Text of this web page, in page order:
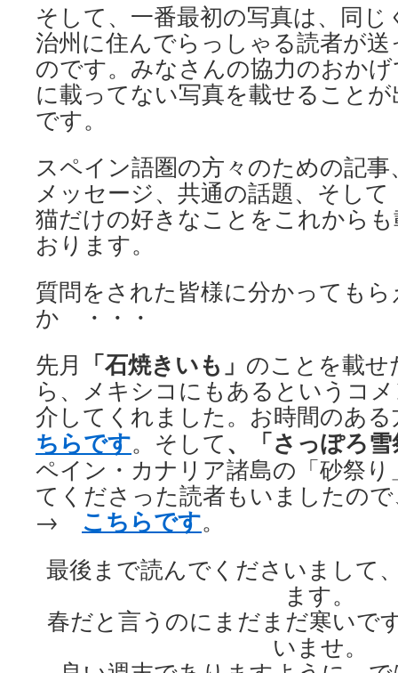
そして、一番最初の写真は、同
治州に住んでらっしゃる読者が
のです。みなさんの協力のおか
に載ってない写真を載せること
です。
スペイン語圏の方々のための記
メッセージ、共通の話題、そして
猫だけの好きなことをこれから
おります。
質問をされた皆様に分かっても
か ・・・
先月 「石焼きいも」 のことを載せ
ら、メキシコにもあるというコ
介してくれました。お時間の
ちらです。そして、「さっぽろ雪
ペイン・カナリア諸島の「砂祭
てくださった読者もいましたの
→ こちらです。
最後まで読んでくださいまして
ます。
春だと言うのにまだまだ寒いで
いませ。